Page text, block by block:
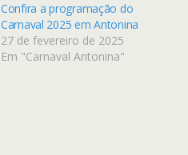
Confira a programação do
Carnaval 2025 em Antonina
27 de fevereiro de 2025
Em "Carnaval Antonina"